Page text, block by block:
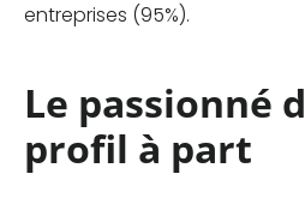
entreprises (95%).
Le passionné
profil à part